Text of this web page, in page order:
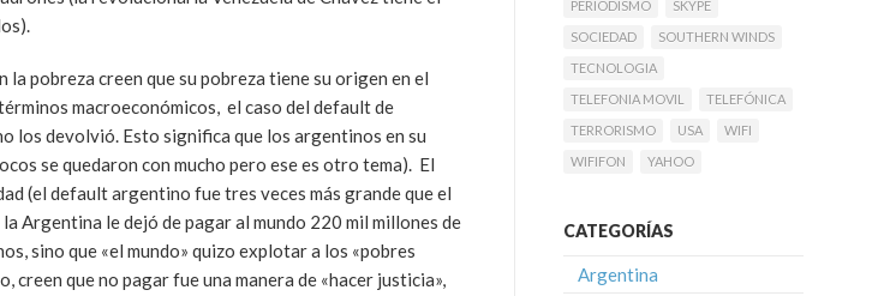
pobreza creen que su pobreza tiene su origen en el
macroeconómicos, el caso del default de
los devolvió. Esto significa que los argentinos en su
se quedaron con mucho pero ese es otro tema). El
(el default argentino fue tres veces más grande que el
Argentina le dejó de pagar al mundo 220 mil millones de
sino que «el mundo» quizo explotar a los «pobres
que no pagar fue una manera de «hacer justicia»,
PERIODISMO
SKYPE
SOCIEDAD
SOUTHERN WINDS
TECNOLOGIA
TELEFONIA MOVIL
TELEFÓNICA
TERRORISMO
USA
WIFI
WIFIFON
YAHOO
CATEGORÍAS
Argentina